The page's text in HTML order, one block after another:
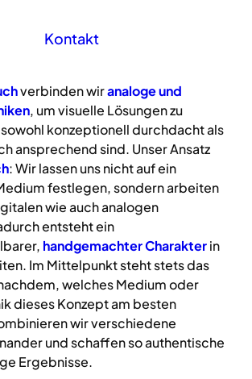
Kontakt
verbinden wiranalogeund
, um visuelle Lösungen zu
konzeptionell durchdacht als
ansprechend sind. Unser Ansatz
: Wir lassen uns nicht auf ein
festlegen, sondern arbeiten
wie auch analogen
entsteht ein
handgemachter Charakterin
Im Mittelpunkt steht stets das
welches Medium oder
dieses Konzept am besten
wir verschiedene
und schaffen so authentische
Ergebnisse.